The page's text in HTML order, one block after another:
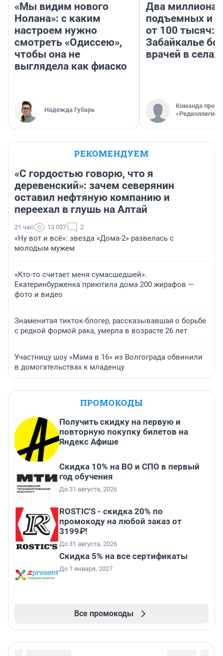
«Мы видим нового
Нолана»: с каким
настроем нужно
смотреть «Одиссею»,
чтобы она не
выглядела как фиаско
Надежда Губарь
Два миллиона
подъемных и
от 100 тысяч:
Забайкалье
врачей в селах
Команда
«Редколлегия»
РЕКОМЕНДУЕМ
«С гордостью говорю, что я
деревенский»: зачем северянин
оставил нефтяную компанию и
переехал в глушь на Алтай
21 час 13 037 2
«Ну вот и всё»: звезда «Дома-2» развелась с
молодым мужем
«Кто-то считает меня сумасшедшей».
Екатеринбурженка приютила дома 200 жирафов —
фото и видео
Знаменитая тикток-блогер, рассказывавшая о борьбе
с редкой формой рака, умерла в возрасте 26 лет
Участницу шоу «Мама в 16» из Волгограда обвинили
в домогательствах к младенцу
ПРОМОКОДЫ
Получить скидку на первую и
повторную покупку билетов на
Яндекс Афише
Скидка 10% на ВО и СПО в первый
год обучения
До 31 августа, 2026
ROSTIC'S - скидка 20% по
промокоду на любой заказ от
3199₽!
До 31 августа, 2026
Скидка 5% на все сертификаты
До 1 января, 2027
Все промокоды